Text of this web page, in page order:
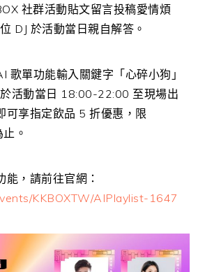
社群活動貼文留言投稿愛情煩
DJ 於活動當日親自解答。
歌單功能輸入關鍵字「心碎小狗」
活動當日 18:00-22:00 至現場出
可享指定飲品 5折優惠，限
。
能，請前往官網：
KKBOXTW/AIPlaylist-1647